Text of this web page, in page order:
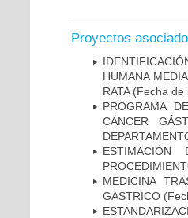
Proyectos
HUMANA
RATA(Fecha de
PROGRAMA
CÁNCER
MEDICINA
GÁSTRICO